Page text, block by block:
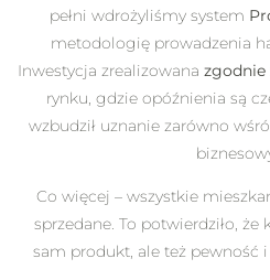
pełni wdrożyliśmy system
metodologię prowadzenia
Inwestycja zrealizowana zgodnie
rynku, gdzie opóźnienia są
wzbudził uznanie zarówno
Co więcej – wszystkie
sprzedane. To potwierdziło,
sam produkt, ale też pewność